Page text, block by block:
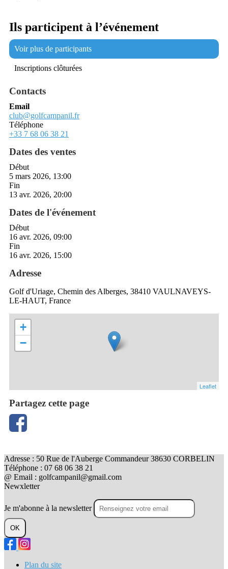
Ils participent à l’événement
Voir plus de participants
Inscriptions clôturées
Contacts
Email
club@golfcampanil.fr
Téléphone
+33 7 68 06 38 21
Dates des ventes
Début
5 mars 2026, 13:00
Fin
13 avr. 2026, 20:00
Dates de l'événement
Début
16 avr. 2026, 09:00
Fin
16 avr. 2026, 15:00
Adresse
Golf d'Uriage, Chemin des Alberges, 38410 VAULNAVEYS-
LE-HAUT, France
+
−
Leaflet
Partagez cette page
Adresse : 50 Rue de l'Auberge Commandeur 38630 CORBELIN
Téléphone : 07 68 06 38 21
@ Email : golfcampanil@gmail.com
Newxletter
Je m'abonne à la newsletter
OK
Plan du site